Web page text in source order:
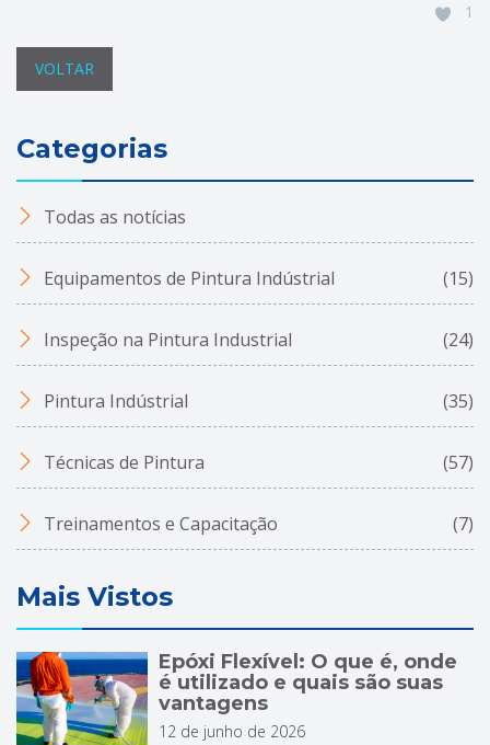
1
VOLTAR
Categorias
Todas as notícias
Equipamentos de Pintura Indústrial (15)
Inspeção na Pintura Industrial (24)
Pintura Indústrial (35)
Técnicas de Pintura (57)
Treinamentos e Capacitação (7)
Mais Vistos
Epóxi Flexível: O que é, onde
é utilizado e quais são suas
vantagens
12 de junho de 2026